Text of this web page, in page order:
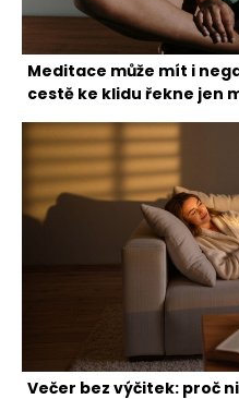
Meditace může mít i
cestě ke klidu řekne jen
Večer bez výčitek: proč